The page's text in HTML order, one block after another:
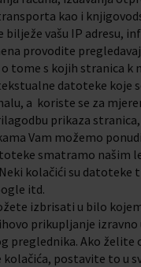
kao i
bilježe vašu IP adresu,
provodite
tome s kojih stranica k
datoteke koje
a koriste se za
prikaza
Vam možemo
smatramo našim
kolačići su datoteke
itd.
izbrisati u bilo
prikupljanje izravno
preglednika. Ako želite
postavite to u